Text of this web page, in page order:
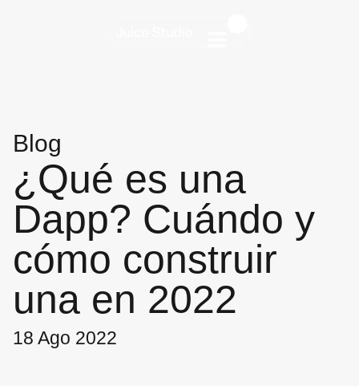
Blog
¿Qué es una
Dapp? Cuándo y
cómo construir
una en 2022
18 Ago 2022